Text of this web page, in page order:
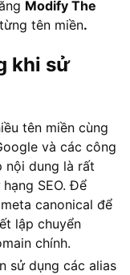
Modify The
tên miền.
khi sử
tên miền cùng
và các công
nội dung là rất
SEO. Để
canonical để
lập chuyển
chính.
sử dụng các alias